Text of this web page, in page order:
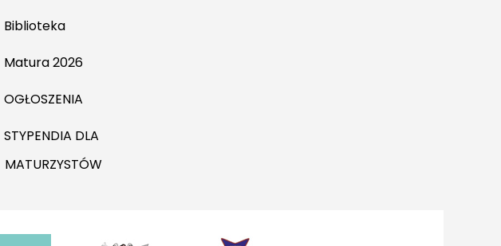
Biblioteka
Matura 2026
OGŁOSZENIA
STYPENDIA DLA
MATURZYSTÓW